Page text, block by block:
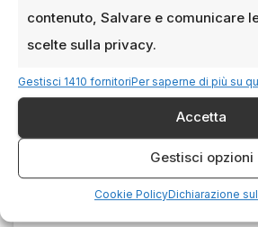
contenuto, Salvare e comunicare
scelte sulla privacy.
Gestisci 1410 fornitoriPer saperne di più su
Accetta
Gestisci opzioni
Cookie PolicyDichiarazione
Ji.hlava IDFF
Warsaw Film Festival
Transilvania IFF
Molodist Kiev
Perché sono
Raccontano un mondo